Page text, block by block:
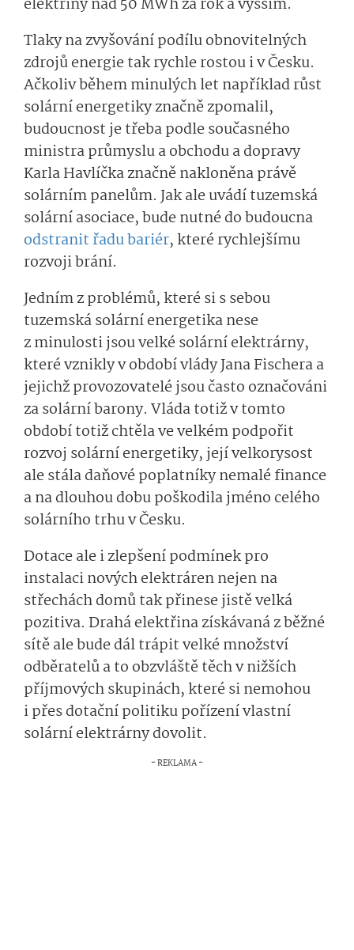
Tlaky na zvyšování podílu obnovitelných
zdrojů energie tak rychle rostou i v Česku.
Ačkoliv během minulých let například růst
solární energetiky značně zpomalil,
budoucnost je třeba podle současného
ministra průmyslu a obchodu a dopravy
Karla Havlíčka značně nakloněna právě
solárním panelům. Jak ale uvádí tuzemská
solární asociace, bude nutné do budoucna
odstranit řadu bariér, které rychlejšímu
rozvoji brání.
Jedním z problémů, které si s sebou
tuzemská solární energetika nese
z minulosti jsou velké solární elektrárny,
které vznikly v období vlády Jana Fischera a
jejichž provozovatelé jsou často označováni
za solární barony. Vláda totiž v tomto
období totiž chtěla ve velkém podpořit
rozvoj solární energetiky, její velkorysost
ale stála daňové poplatníky nemalé finance
a na dlouhou dobu poškodila jméno celého
solárního trhu v Česku.
Dotace ale i zlepšení podmínek pro
instalaci nových elektráren nejen na
střechách domů tak přinese jistě velká
pozitiva. Drahá elektřina získávaná z běžné
sítě ale bude dál trápit velké množství
odběratelů a to obzvláště těch v nižších
příjmových skupinách, které si nemohou
i přes dotační politiku pořízení vlastní
solární elektrárny dovolit.